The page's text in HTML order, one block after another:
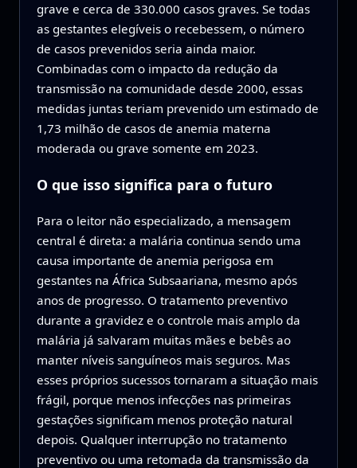
grave e cerca de 330.000 casos graves. Se todas
as gestantes elegíveis o recebessem, o número
de casos prevenidos seria ainda maior.
Combinadas com o impacto da redução da
transmissão na comunidade desde 2000, essas
medidas juntas teriam prevenido um estimado de
1,73 milhão de casos de anemia materna
moderada ou grave somente em 2023.
O que isso significa para o futuro
Para o leitor não especializado, a mensagem
central é direta: a malária continua sendo uma
causa importante de anemia perigosa em
gestantes na África Subsaariana, mesmo após
anos de progresso. O tratamento preventivo
durante a gravidez e o controle mais amplo da
malária já salvaram muitas mães e bebês ao
manter níveis sanguíneos mais seguros. Mas
esses próprios sucessos tornaram a situação mais
frágil, porque menos infecções nas primeiras
gestações significam menos proteção natural
depois. Qualquer interrupção no tratamento
preventivo ou uma retomada da transmissão da